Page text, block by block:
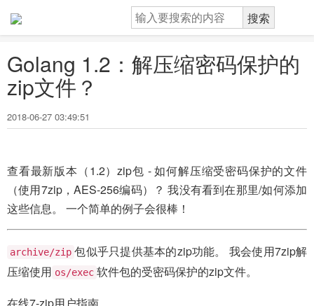
Golang 1.2：解压缩密码保护的
zip文件？
2018-06-27 03:49:51
查看最新版本（1.2）zip包 - 如何解压缩受密码保护的文件
（使用7zip，AES-256编码）？ 我没有看到在那里/如何添加
这些信息。 一个简单的例子会很棒！
archive/zip 包似乎只提供基本的zip功能。 我会使用7zip解
压缩使用 os/exec 软件包的受密码保护的zip文件。